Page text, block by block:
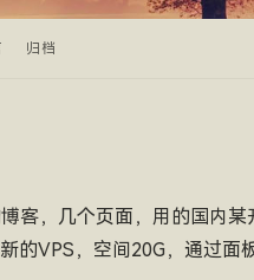
归档
客，几个页面，用的国内某
VPS，空间20G，通过面